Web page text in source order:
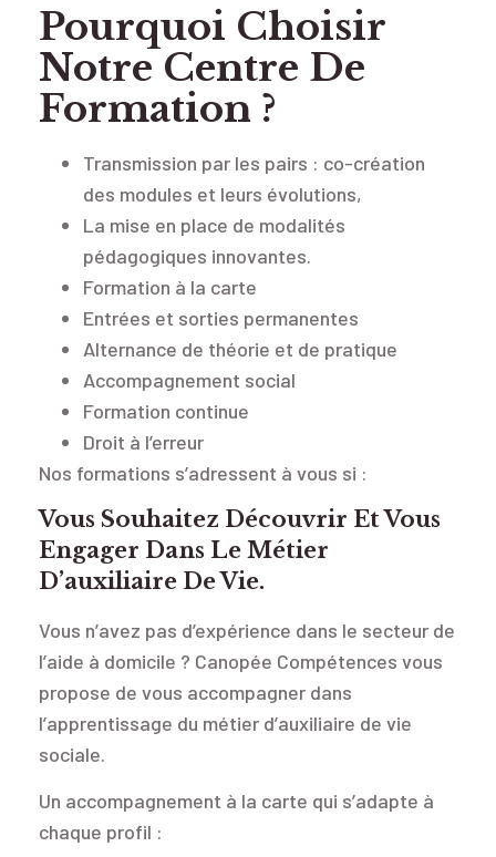
Pourquoi Choisir
Notre Centre De
Formation ?
Transmission par les pairs : co-création
des modules et leurs évolutions,
La mise en place de modalités
pédagogiques innovantes.
Formation à la carte
Entrées et sorties permanentes
Alternance de théorie et de pratique
Accompagnement social
Formation continue
Droit à l’erreur
Nos formations s’adressent à vous si :
Vous Souhaitez Découvrir Et Vous
Engager Dans Le Métier
D’auxiliaire De Vie.
Vous n’avez pas d’expérience dans le secteur de
l’aide à domicile ? Canopée Compétences vous
propose de vous accompagner dans
l’apprentissage du métier d’auxiliaire de vie
sociale.
Un accompagnement à la carte qui s’adapte à
chaque profil :